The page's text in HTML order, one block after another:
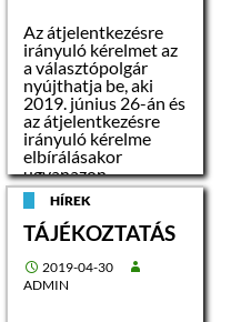
Az átjelentkezésre
irányuló kérelmet az
a választópolgár
nyújthatja be, aki
2019. június 26-án és
az átjelentkezésre
irányuló kérelme
elbírálásakor
ugyanazon
tartózkodási hellyel
rendelkezett, és
tartózkodási
helyének
érvényessége
legalább 2019.
HÍREK
TÁJÉKOZTATÁS
2019-04-30
ADMIN